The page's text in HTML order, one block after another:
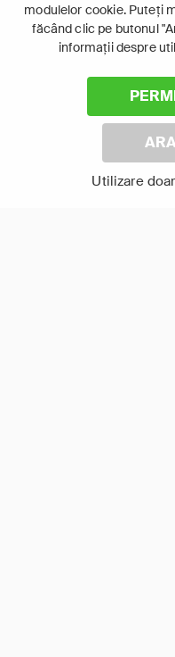
modulelor cookie. Puteți
făcând clic pe butonul
informații despre
Utilizare